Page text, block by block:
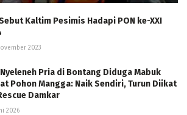
Kaltim Pesimis Hadapi PON ke-XXI
2023
Pria di Bontang Diduga Mabuk
Pohon Mangga: Naik Sendiri, Turun Diikat
Damkar
2026